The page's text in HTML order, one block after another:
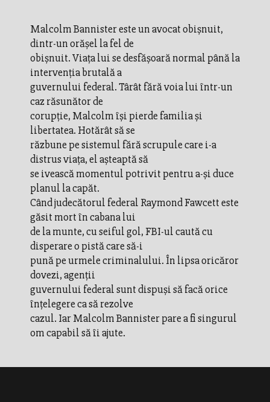
Malcolm Bannister este un avocat obişnuit,
dintr-un orăşel la fel de
obişnuit. Viaţa lui se desfăşoară normal până la
intervenţia brutală a
guvernului federal. Târât fără voia lui într-un
caz răsunător de
corupţie, Malcolm îşi pierde familia şi
libertatea. Hotărât să se
răzbune pe sistemul fără scrupule care i-a
distrus viaţa, el aşteaptă să
se ivească momentul potrivit pentru a-şi duce
planul la capăt.
Când judecătorul federal Raymond Fawcett este
găsit mort în cabana lui
de la munte, cu seiful gol, FBI-ul caută cu
disperare o pistă care să-i
pună pe urmele criminalului. În lipsa oricăror
dovezi, agenţii
guvernului federal sunt dispuşi să facă orice
înţelegere ca să rezolve
cazul. Iar Malcolm Bannister pare a fi singurul
om capabil să îi ajute.